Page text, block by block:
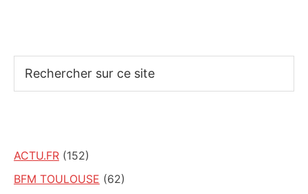
sur
ACTU.FR (152)
BFM TOULOUSE (62)